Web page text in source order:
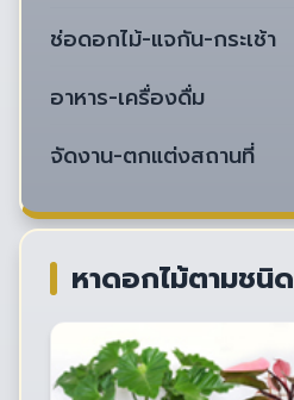
ช่อดอกไม้-แจกัน-กระเช้า
อาหาร-เครื่องดื่ม
จัดงาน-ตกแต่งสถานที่
หาดอกไม้ตามชนิด